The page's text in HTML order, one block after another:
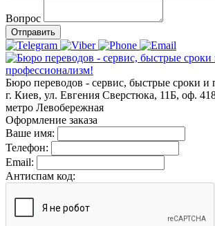
Вопрос
Отправить
Бюро переводов - сервис, быстрые сроки и
г. Киев, ул. Евгения Сверстюка, 11Б, оф.
метро Левобережная
Оформление заказа
Ваше имя:
Телефон:
Email:
Антиспам код: